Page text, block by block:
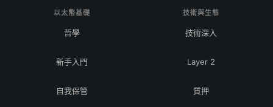
以太幣基礎
哲學
新手入門
自我保管
技術與生態
技術深入
Layer 2
質押